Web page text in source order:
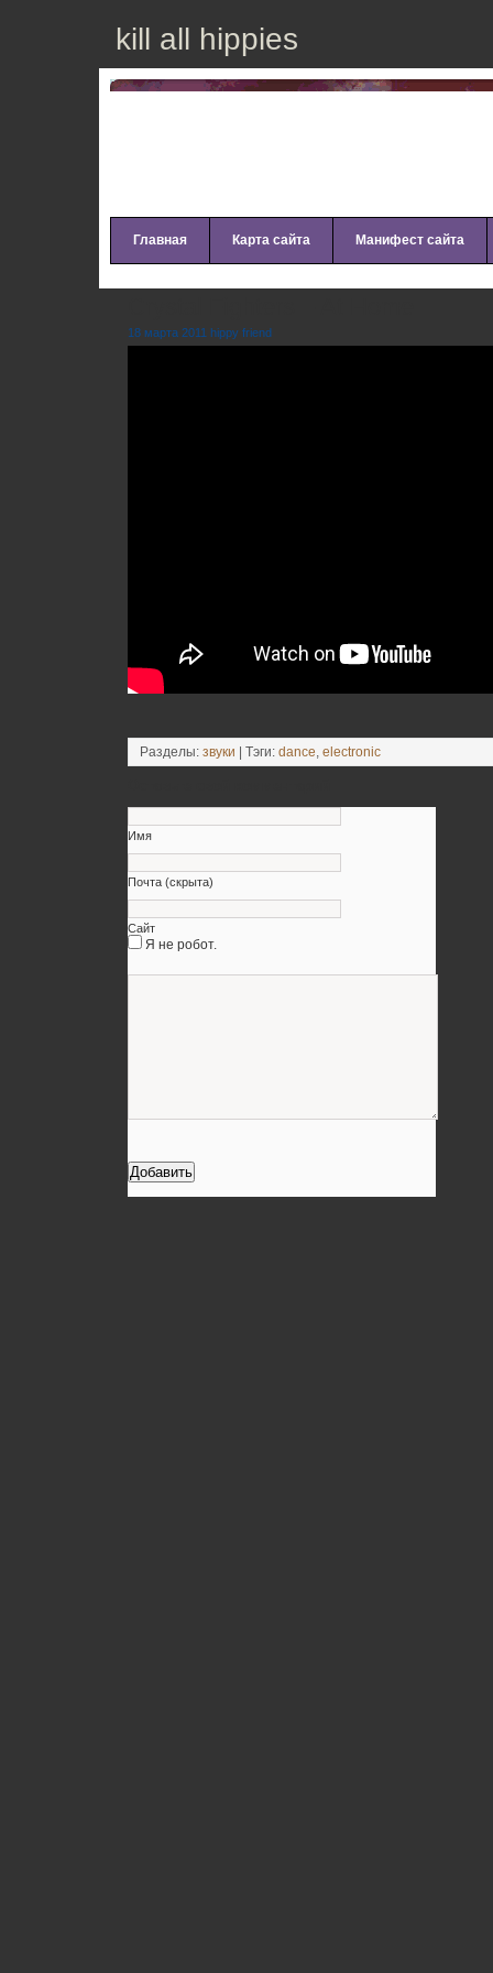
kill all hippies
Главная Карта сайта Манифест сайта
18 марта 2011 hippy friend
Разделы: звуки | Тэги: dance, electronic
Имя
Почта (скрыта)
Сайт
Я не робот.